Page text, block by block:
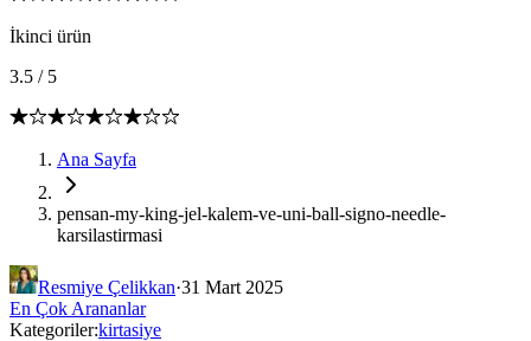
İkinci ürün
3.5 / 5
Ana Sayfa
pensan-my-king-jel-kalem-ve-uni-ball-signo-needle-
karsilastirmasi
Resmiye Çelikkan·31 Mart 2025
En Çok Arananlar
Kategoriler:kirtasiye